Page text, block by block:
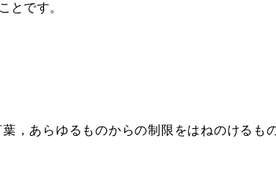
とです。
，あらゆるものからの制限をはねのけるも